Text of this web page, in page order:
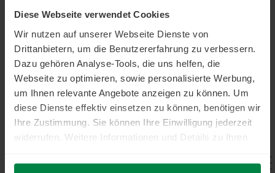
Diese Webseite verwendet Cookies
Wir nutzen auf unserer Webseite Dienste von
Drittanbietern, um die Benutzererfahrung zu verbessern.
Dazu gehören Analyse-Tools, die uns helfen, die
Webseite zu optimieren, sowie personalisierte Werbung,
um Ihnen relevante Angebote anzeigen zu können. Um
diese Dienste effektiv einsetzen zu können, benötigen wir
Ihre Zustimmung. Sie können Ihre Einwilligung jederzeit
widerrufen. Weitere Informationen und Details zu Ihren
Datenschutzerklärung.
gefunden werden. Möglicherweise haben Sie
sich vertippt oder einen Link aufgerufen, der
nicht mehr existiert.